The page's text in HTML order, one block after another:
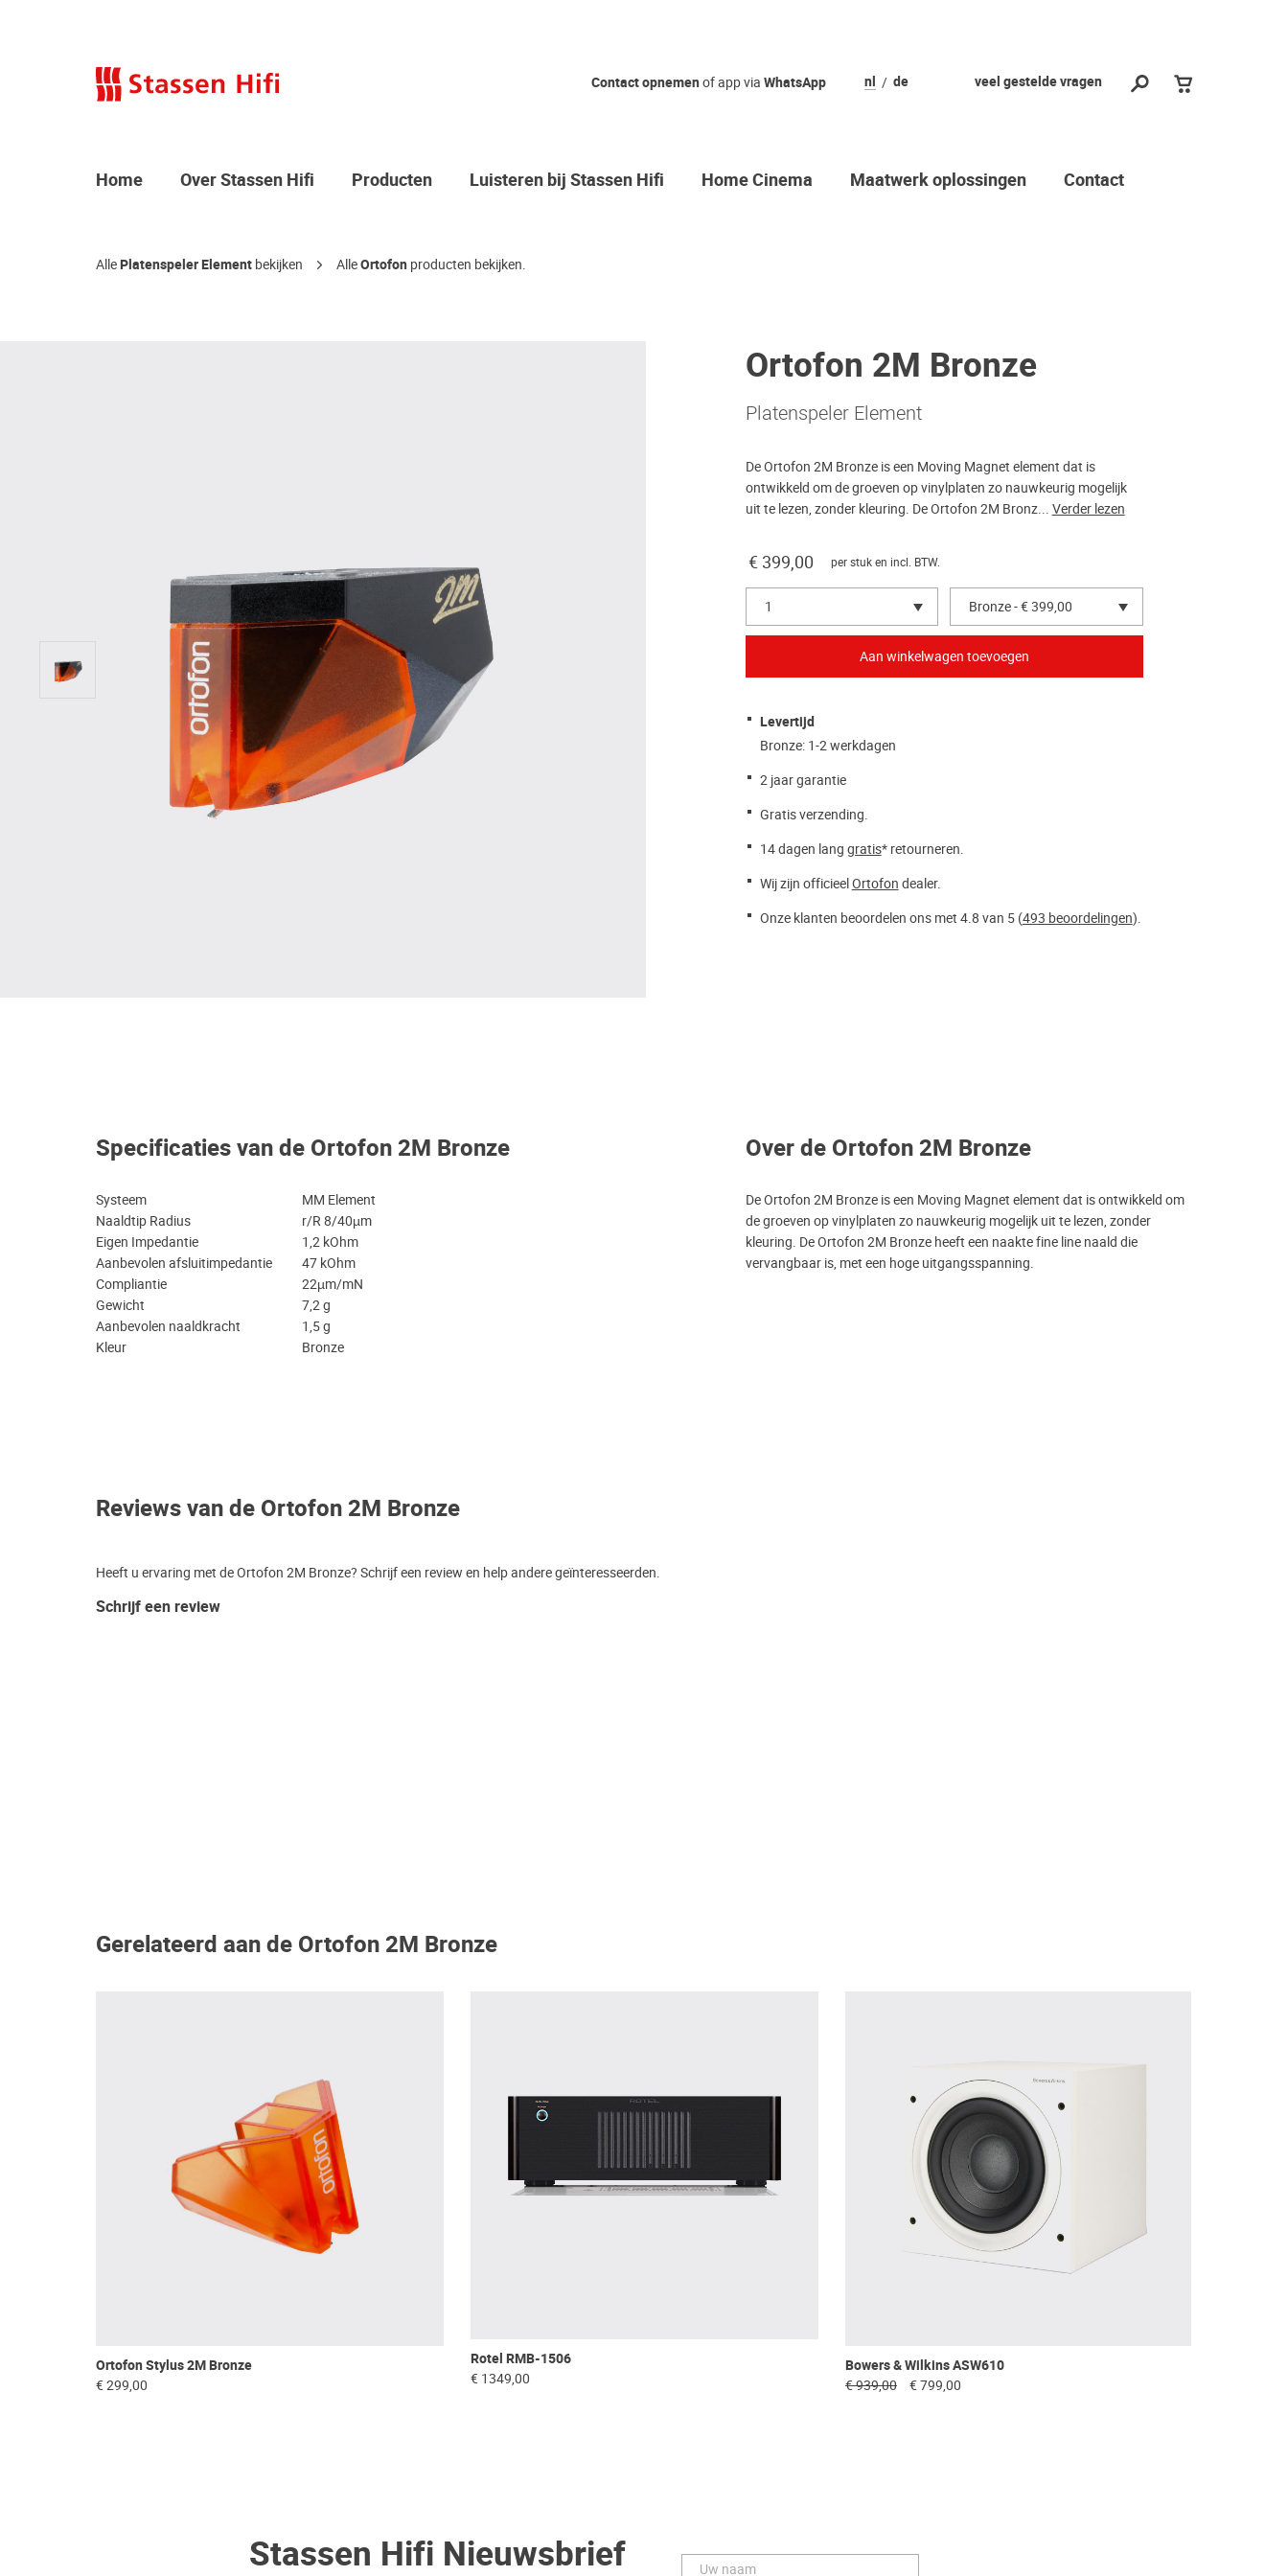
veel gestelde vragen
nl de
Contact opnemenof app via WhatsApp
Home Over Stassen Hifi Producten Luisteren bij Stassen Hifi Home Cinema Maatwerk oplossingen Contact
AllePlatenspeler Element bekijken AlleOrtofon producten bekijken.
Ortofon 2M Bronze
Platenspeler Element
De Ortofon 2M Bronze is een Moving Magnet element dat is
ontwikkeld om de groeven op vinylplaten zo nauwkeurig mogelijk
uit te lezen, zonder kleuring. De Ortofon 2M Bronz... Verder lezen
€ 399,00 per stuk en incl. BTW.
1 Bronze - € 399,00
Levertijd
Bronze: 1-2 werkdagen
2 jaar garantie
Gratis verzending.
14 dagen lang gratis* retourneren.
Wij zijn officieelOrtofon dealer.
Onze klanten beoordelen ons met 4.8 van 5 (493 beoordelingen).
Specificaties van de Ortofon 2M Bronze
Systeem
MM Element
Naaldtip Radius
r/R 8/40µm
Eigen Impedantie
1,2 kOhm
Aanbevolen afsluitimpedantie
47 kOhm
Compliantie
22µm/mN
Gewicht
7,2 g
Aanbevolen naaldkracht
1,5 g
Kleur
Bronze
Over de Ortofon 2M Bronze
De Ortofon 2M Bronze is een Moving Magnet element dat is ontwikkeld om
de groeven op vinylplaten zo nauwkeurig mogelijk uit te lezen, zonder
kleuring. De Ortofon 2M Bronze heeft een naakte fine line naald die
vervangbaar is, met een hoge uitgangsspanning.
Reviews van de Ortofon 2M Bronze
Heeft u ervaring met de Ortofon 2M Bronze? Schrijf een review en help andere geïnteresseerden.
Schrijf een review
Gerelateerd aan de Ortofon 2M Bronze
Ortofon Stylus 2M Bronze
€ 299,00
Rotel RMB-1506
€ 1349,00
Bowers & Wilkins ASW610
€ 939,00 € 799,00
Stassen Hifi Nieuwsbrief